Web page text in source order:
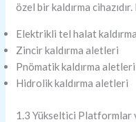
özel bir kaldırma
Elektrikli tel halat
Zincir kaldırma aletleri
Pnömatik kaldırma aletleri
Hidrolik kaldırma aletleri
1.3 Yükseltici Platformlar